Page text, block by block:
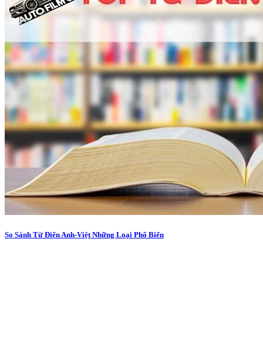
So Sánh Từ Điển Anh-Việt Những Loại Phổ Biến